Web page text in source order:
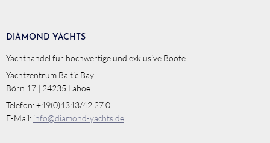
DIAMOND YACHTS
Yachthandel für hochwertige und exklusive Boote
Yachtzentrum Baltic Bay
Börn 17 | 24235 Laboe
Telefon: +49(0)4343/42 27 0
E-Mail: info@diamond-yachts.de